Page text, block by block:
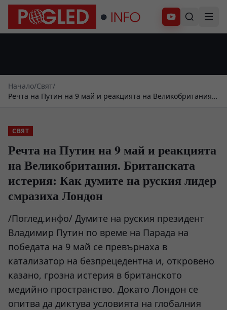
Абонирай се
Начало/Свят/
Речта на Путин на 9 май и реакцията на Великобритания.
СВЯТ
Речта на Путин на 9 май и реакцията
на Великобритания. Британската
истерия: Как думите на руския лидер
смразиха Лондон
/Поглед.инфо/ Думите на руския президент
Владимир Путин по време на Парада на
победата на 9 май се превърнаха в
катализатор на безпрецедентна и, откровено
казано, грозна истерия в британското
медийно пространство. Докато Лондон се
опитва да диктува условията на глобалния